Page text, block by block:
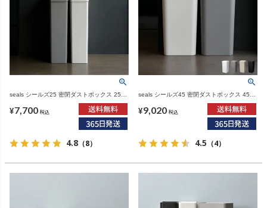
seals シールズ25 密閉ダストボックス 25L |
¥7,700 税込
4.8 （8）
seals シールズ45 密閉ダストボックス 45L |
¥9,020 税込
4.5 （4）